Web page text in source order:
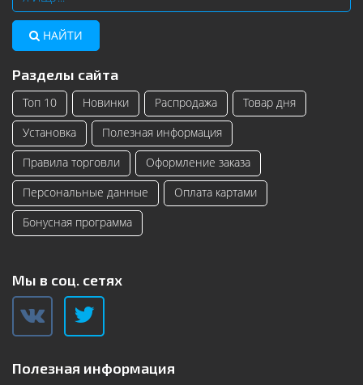
НАЙТИ
Разделы сайта
Топ 10 Новинки Распродажа
Товар дня
Установка
Полезная информация
Правила торговли
Оформление заказа
Персональные данные
Оплата картами
Бонусная программа
Мы в соц. сетях
Полезная информация